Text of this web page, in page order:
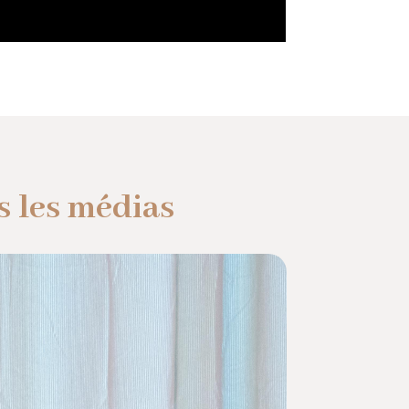
les médias